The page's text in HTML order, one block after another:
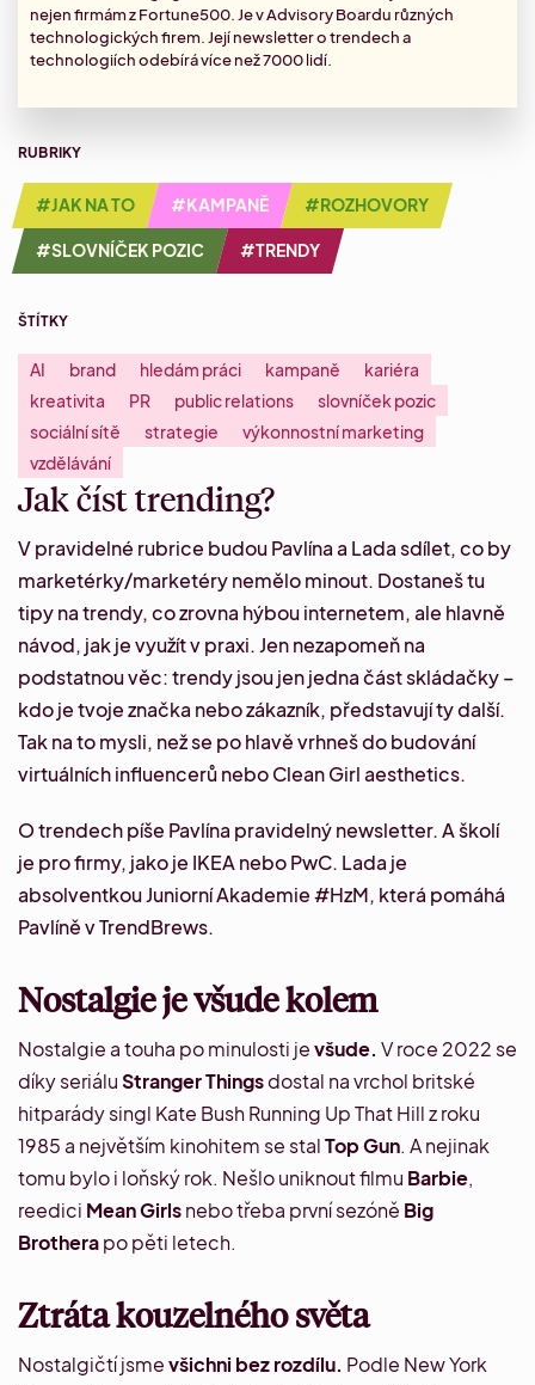
Aktuální networkingová setkání
Specializace: Social media
Akademie account managementu
Akademie AI v marketingu
Strategická implementace AI v marketingu
Jak číst trending?
V pravidelné rubrice budou Pavlína a Lada sdílet, co by
marketérky/marketéry nemělo minout. Dostaneš tu
tipy na trendy, co zrovna hýbou internetem, ale hlavně
návod, jak je využít v praxi. Jen nezapomeň na
podstatnou věc: trendy jsou jen jedna část skládačky –
kdo je tvoje značka nebo zákazník, představují ty další.
Tak na to mysli, než se po hlavě vrhneš do budování
virtuálních influencerů neboClean Girl aesthetics.
O trendech píše Pavlína pravidelnýnewsletter. A školí
je pro firmy, jako je IKEA nebo PwC. Lada je
absolventkou Juniorní Akademie #HzM, která pomáhá
Pavlíně v TrendBrews.
Nostalgie je všude kolem
Nostalgie a touha po minulosti jevšude. V roce 2022 se
díky seriáluStranger Thingsdostal navrchol britské
hitparádysingl Kate Bush Running Up That Hill z roku
1985 a největším kinohitem se stalTop Gun. A nejinak
tomu bylo i loňský rok. Nešlo uniknout filmu Barbie,
reedici Mean Girlsnebo třeba první sezóně Big
Brotherapo pěti letech.
Ztráta kouzelného světa
Nostalgičtí jsmevšichni bez rozdílu. Podle New York
nejen firmám z Fortune500. Je v Advisory Boardu různých
technologických firem. Jejínewslettero trendech a
technologiích odebírá více než 7000 lidí.
RUBRIKY
#JAK NA TO #KAMPANĚ #ROZHOVORY
#SLOVNÍČEK POZIC #TRENDY
ŠTÍTKY
AI brand hledám práci kampaně
kariéra
kreativita
PR public relations
slovníček pozic
sociální sítě
strategie
výkonnostní marketing
vzdělávání